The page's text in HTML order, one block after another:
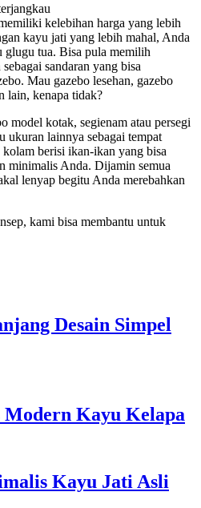
kelebihan harga yang lebih
kayu jati yang lebih mahal, Anda
glugu tua. Bisa pula memilih
sandaran yang bisa
Mau gazebo lesehan, gazebo
lain, kenapa tidak?
model kotak, segienam atau persegi
ukuran lainnya sebagai tempat
berisi ikan-ikan yang bisa
minimalis Anda. Dijamin semua
lenyap begitu Anda merebahkan
kami bisa membantu untuk
Desain Simpel
Kayu Kelapa
Kayu Jati Asli